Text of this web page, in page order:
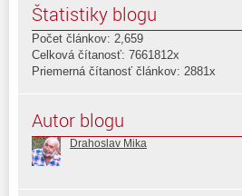
Štatistiky blogu
Počet článkov: 2,659
Celková čítanosť: 7661812x
Priemerná čítanosť článkov: 2881x
Autor blogu
Drahoslav Mika